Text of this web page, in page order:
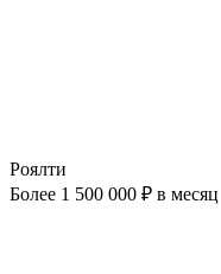
Роялти
Более 1 500 000 ₽ в месяц